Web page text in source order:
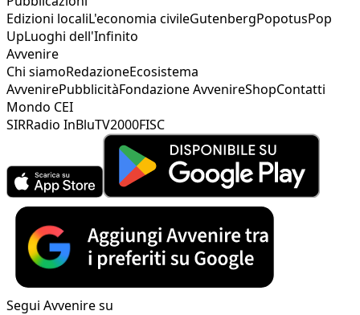
Edizioni localiL'economia civileGutenbergPopotusPop
UpLuoghi dell'Infinito
Avvenire
Chi siamoRedazioneEcosistema
AvvenirePubblicitàFondazione AvvenireShopContatti
Mondo CEI
SIRRadio InBluTV2000FISC
Segui Avvenire su